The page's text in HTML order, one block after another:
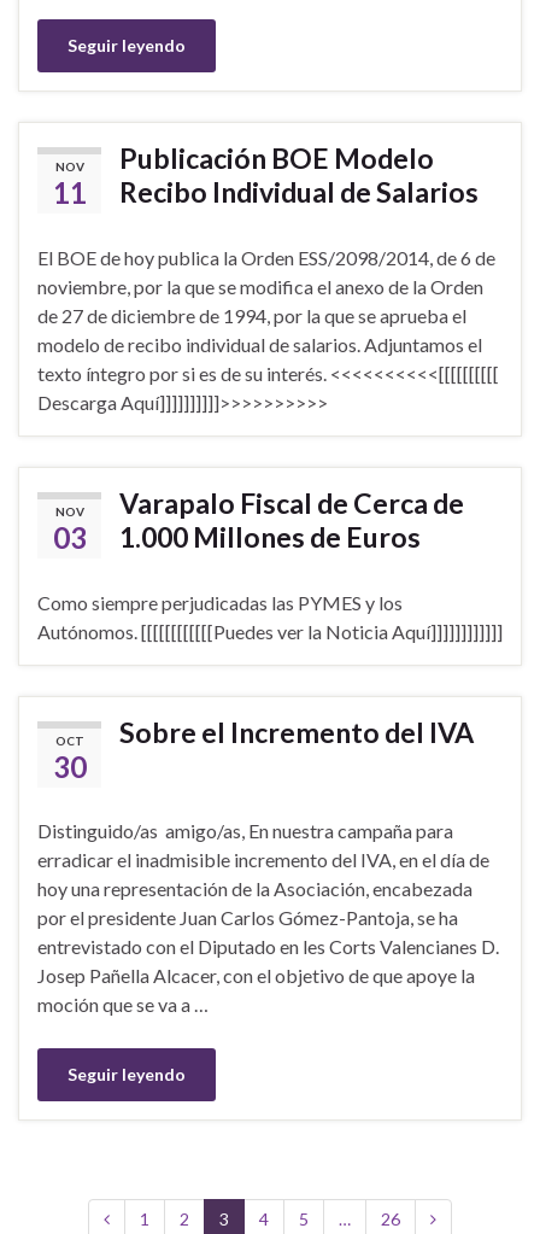
Seguir leyendo
NOV
11
Publicación BOE Modelo
Recibo Individual de Salarios
El BOE de hoy publica la Orden ESS/2098/2014, de 6 de
noviembre, por la que se modifica el anexo de la Orden
de 27 de diciembre de 1994, por la que se aprueba el
modelo de recibo individual de salarios. Adjuntamos el
texto íntegro por si es de su interés. <<<<<<<<<<[[[[[[[[[[
Descarga Aquí]]]]]]]]]]>>>>>>>>>>
NOV
03
Varapalo Fiscal de Cerca de
1.000 Millones de Euros
Como siempre perjudicadas las PYMES y los
Autónomos. [[[[[[[[[[[[Puedes ver la Noticia Aquí]]]]]]]]]]]]
OCT
30
Sobre el Incremento del IVA
Distinguido/as amigo/as, En nuestra campaña para
erradicar el inadmisible incremento del IVA, en el día de
hoy una representación de la Asociación, encabezada
por el presidente Juan Carlos Gómez-Pantoja, se ha
entrevistado con el Diputado en les Corts Valencianes D.
Josep Pañella Alcacer, con el objetivo de que apoye la
moción que se va a …
Seguir leyendo
1 2 3 4 5 … 26